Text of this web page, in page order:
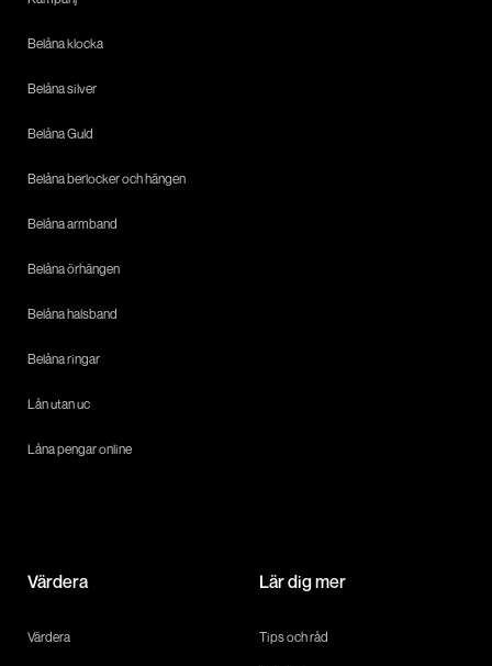
Belåna klocka
Belåna silver
Belåna Guld
Belåna berlocker och hängen
Belåna armband
Belåna örhängen
Belåna halsband
Belåna ringar
Lån utan uc
Låna pengar online
Värdera
Värdera
Lär dig mer
Tips och råd